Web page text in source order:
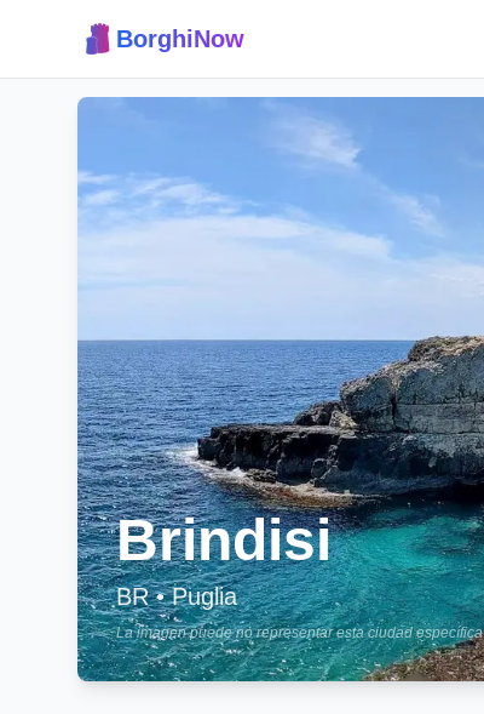
BorghiNow
Brindisi
BR•Puglia
La imagen puede no representar esta ciudad específica